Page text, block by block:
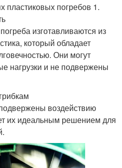
погребов 1.
изготавливаются из
который обладает
Они могут
нагрузки и не подвержены
воздействию
их идеальным решением для